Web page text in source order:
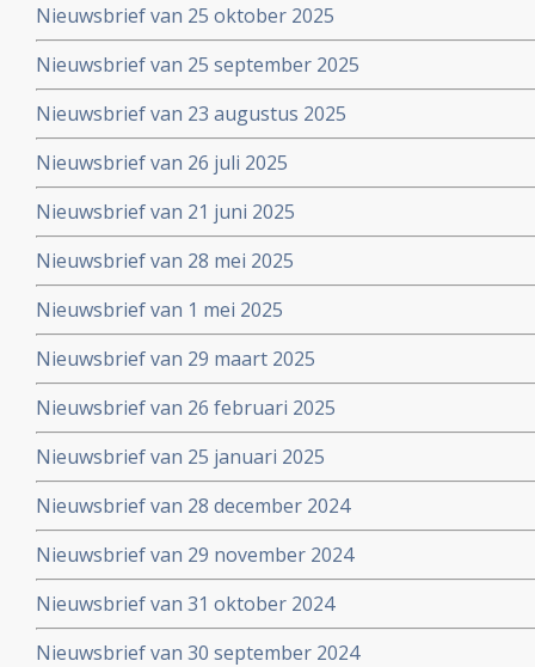
Nieuwsbrief van 25 oktober 2025
Nieuwsbrief van 25 september 2025
Nieuwsbrief van 23 augustus 2025
Nieuwsbrief van 26 juli 2025
Nieuwsbrief van 21 juni 2025
Nieuwsbrief van 28 mei 2025
Nieuwsbrief van 1 mei 2025
Nieuwsbrief van 29 maart 2025
Nieuwsbrief van 26 februari 2025
Nieuwsbrief van 25 januari 2025
Nieuwsbrief van 28 december 2024
Nieuwsbrief van 29 november 2024
Nieuwsbrief van 31 oktober 2024
Nieuwsbrief van 30 september 2024